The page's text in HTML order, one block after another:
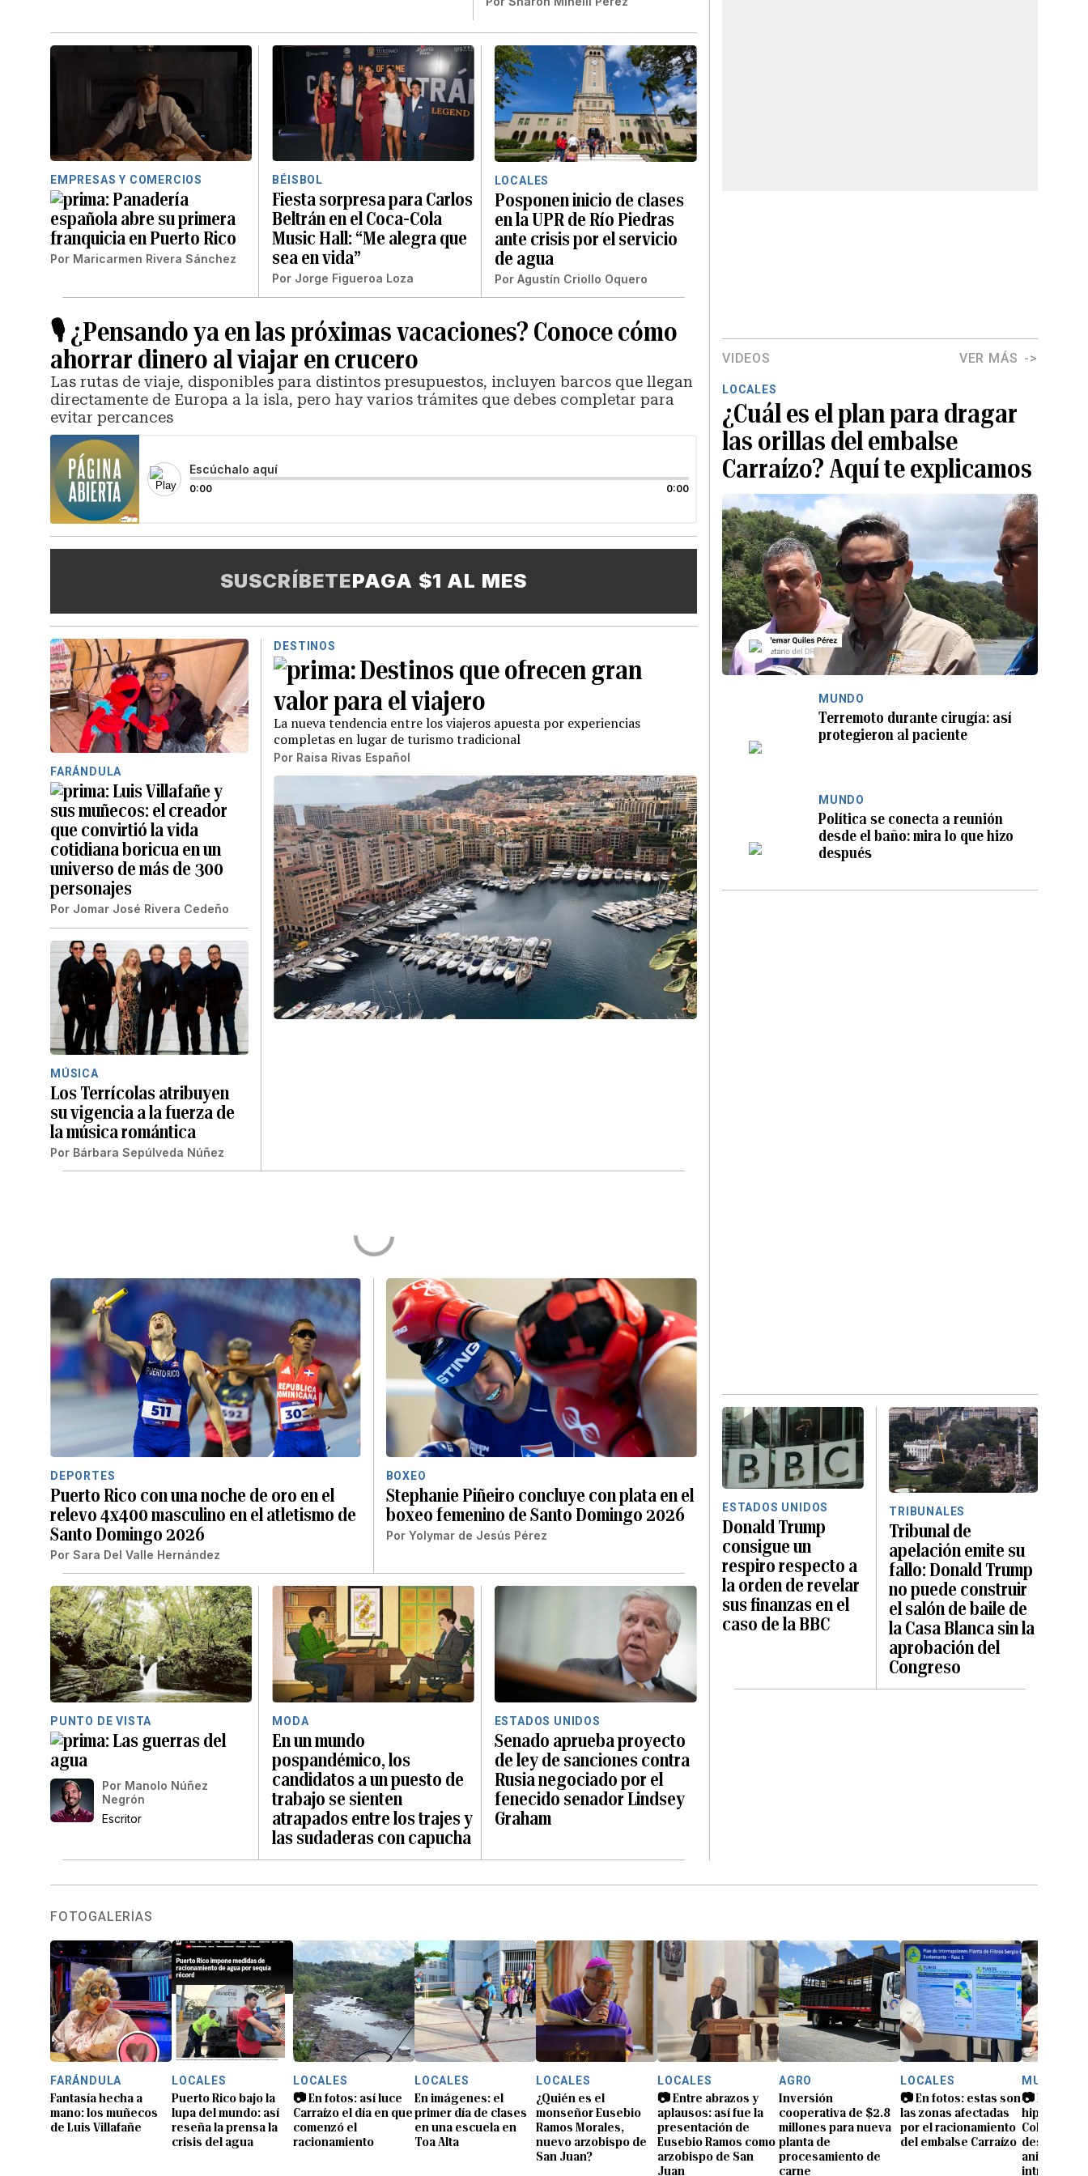
EMPRESAS Y COMERCIOS
Panadería
española abre su primera
franquicia en Puerto Rico
Por Maricarmen Rivera Sánchez
BÉISBOL
Fiesta sorpresa para Carlos
Beltrán en el Coca-Cola
Music Hall: “Me alegra que
sea en vida”
Por Jorge Figueroa Loza
LOCALES
Posponen inicio de clases
en la UPR de Río Piedras
ante crisis por el servicio
de agua
Por Agustín Criollo Oquero
🎙️ ¿Pensando ya en las próximas vacaciones? Conoce cómo
ahorrar dinero al viajar en crucero
Las rutas de viaje, disponibles para distintos presupuestos, incluyen barcos que llegan
directamente de Europa a la isla, pero hay varios trámites que debes completar para
evitar percances
Escúchalo aquí
0:00 0:00
SUSCRÍBETEPAGA $1 AL MES
FARÁNDULA
Luis Villafañe y
sus muñecos: el creador
que convirtió la vida
cotidiana boricua en un
universo de más de 300
personajes
Por Jomar José Rivera Cedeño
MÚSICA
Los Terrícolas atribuyen
su vigencia a la fuerza de
la música romántica
Por Bárbara Sepúlveda Núñez
DESTINOS
Destinos que ofrecen gran
valor para el viajero
La nueva tendencia entre los viajeros apuesta por experiencias
completas en lugar de turismo tradicional
Por Raisa Rivas Español
DEPORTES
Puerto Rico con una noche de oro en el
relevo 4x400 masculino en el atletismo de
Santo Domingo 2026
Por Sara Del Valle Hernández
BOXEO
Stephanie Piñeiro concluye con plata en el
boxeo femenino de Santo Domingo 2026
Por Yolymar de Jesús Pérez
PUNTO DE VISTA
Las guerras del
agua
Por Manolo Núñez
Negrón
Escritor
MODA
En un mundo
pospandémico, los
candidatos a un puesto de
trabajo se sienten
atrapados entre los trajes y
las sudaderas con capucha
ESTADOS UNIDOS
Senado aprueba proyecto
de ley de sanciones contra
Rusia negociado por el
fenecido senador Lindsey
Graham
VIDEOS VER MÁS
LOCALES
¿Cuál es el plan para dragar
las orillas del embalse
Carraízo? Aquí te explicamos
MUNDO
Terremoto durante cirugía: así
protegieron al paciente
MUNDO
Política se conecta a reunión
desde el baño: mira lo que hizo
después
ESTADOS UNIDOS
Donald Trump
consigue un
respiro respecto a
la orden de revelar
sus finanzas en el
caso de la BBC
TRIBUNALES
Tribunal de
apelación emite su
fallo: Donald Trump
no puede construir
el salón de baile de
la Casa Blanca sin la
aprobación del
Congreso
FOTOGALERÍAS
FARÁNDULA
Fantasía hecha a
mano: los muñecos
de Luis Villafañe
LOCALES
Puerto Rico bajo la
lupa del mundo: así
reseña la prensa la
crisis del agua
LOCALES
📷 En fotos: así luce
Carraízo el día en que
comenzó el
racionamiento
LOCALES
En imágenes: el
primer día de clases
en una escuela en
Toa Alta
LOCALES
¿Quién es el
monseñor Eusebio
Ramos Morales,
nuevo arzobispo de
San Juan?
LOCALES
📷 Entre abrazos y
aplausos: así fue la
presentación de
Eusebio Ramos como
arzobispo de San
Juan
AGRO
Inversión
cooperativa de $2.8
millones para nueva
planta de
procesamiento de
carne
LOCALES
📷 En fotos: estas son
las zonas afectadas
por el racionamiento
del embalse Carraízo
MUNDO
📷
Colombia:
animales
introdujo